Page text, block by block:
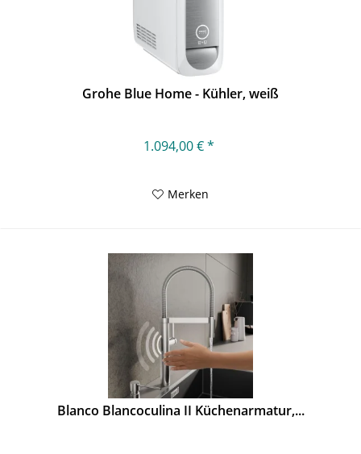
Grohe Blue Home - Kühler, weiß
1.094,00 € *
Merken
Blanco Blancoculina II Küchenarmatur,...